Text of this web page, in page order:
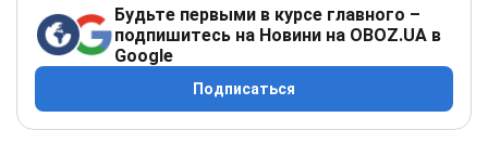
Будьте первыми в курсе главного –
подпишитесь на Новини на OBOZ.UA в
Google
Подписаться